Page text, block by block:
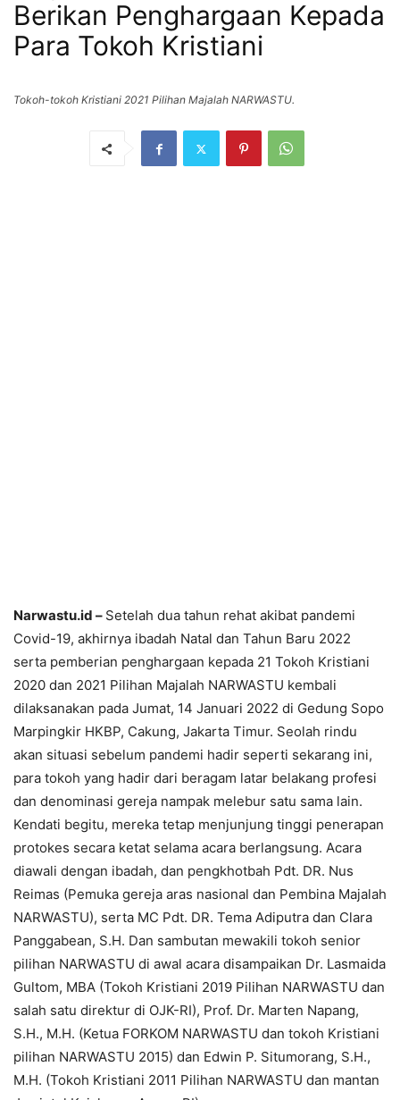
Berikan Penghargaan Kepada
Para Tokoh Kristiani
Tokoh-tokoh Kristiani 2021 Pilihan Majalah NARWASTU.
Narwastu.id – Setelah dua tahun rehat akibat pandemi
Covid-19, akhirnya ibadah Natal dan Tahun Baru 2022
serta pemberian penghargaan kepada 21 Tokoh Kristiani
2020 dan 2021 Pilihan Majalah NARWASTU kembali
dilaksanakan pada Jumat, 14 Januari 2022 di Gedung Sopo
Marpingkir HKBP, Cakung, Jakarta Timur. Seolah rindu
akan situasi sebelum pandemi hadir seperti sekarang ini,
para tokoh yang hadir dari beragam latar belakang profesi
dan denominasi gereja nampak melebur satu sama lain.
Kendati begitu, mereka tetap menjunjung tinggi penerapan
protokes secara ketat selama acara berlangsung. Acara
diawali dengan ibadah, dan pengkhotbah Pdt. DR. Nus
Reimas (Pemuka gereja aras nasional dan Pembina Majalah
NARWASTU), serta MC Pdt. DR. Tema Adiputra dan Clara
Panggabean, S.H. Dan sambutan mewakili tokoh senior
pilihan NARWASTU di awal acara disampaikan Dr. Lasmaida
Gultom, MBA (Tokoh Kristiani 2019 Pilihan NARWASTU dan
salah satu direktur di OJK-RI), Prof. Dr. Marten Napang,
S.H., M.H. (Ketua FORKOM NARWASTU dan tokoh Kristiani
pilihan NARWASTU 2015) dan Edwin P. Situmorang, S.H.,
M.H. (Tokoh Kristiani 2011 Pilihan NARWASTU dan mantan